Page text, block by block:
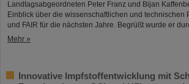
Landtagsabgeordneten Peter Franz und Bijan
Einblick über die wissenschaftlichen und technischen
und FAIR für die nächsten Jahre. Begrüßt wurde er
Mehr »
Innovative Impfstoffentwicklung mit